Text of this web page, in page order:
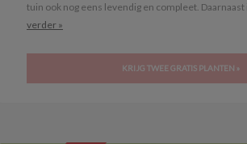
tuin ook nog eens levendig en compleet. Daarnaast
verder »
KRIJG TWEE GRATIS PLANTEN »